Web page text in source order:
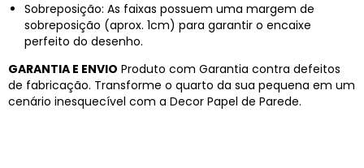
Sobreposição: As faixas possuem uma margem de
sobreposição (aprox. 1cm) para garantir o encaixe
perfeito do desenho.
GARANTIA E ENVIO Produto com Garantia contra defeitos
de fabricação. Transforme o quarto da sua pequena em um
cenário inesquecível com a Decor Papel de Parede.